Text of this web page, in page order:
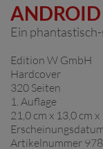
ANDROID
Ein
Edition W GmbH
Hardcover
320 Seiten
1. Auflage
21,0 cm x 13,0 cm x
Artikelnummer